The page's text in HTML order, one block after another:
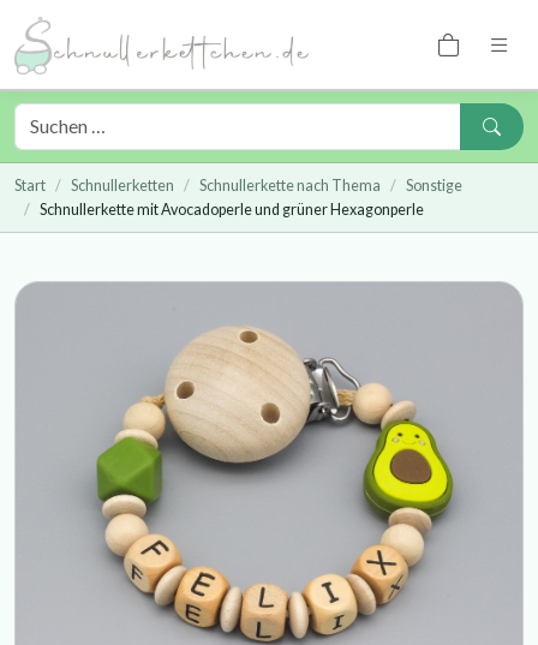
Start Schnullerketten Schnullerkette nach Thema
Sonstige
Schnullerkette mit Avocadoperle und grüner Hexagonperle